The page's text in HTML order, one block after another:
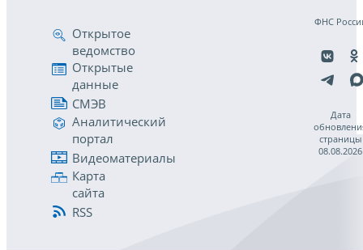
Открытое
ведомство
Открытые
данные
СМЭВ
Аналитический
портал
Видеоматериалы
Карта
сайта
RSS
ФНС
Дата
страницы
08.08.2026